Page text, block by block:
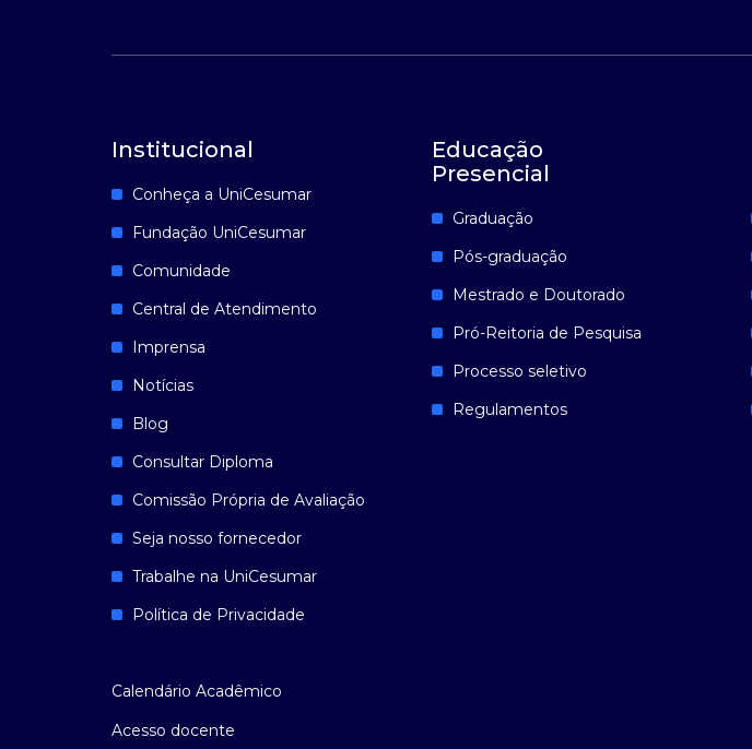
Institucional
Conheça a UniCesumar
Fundação UniCesumar
Comunidade
Central de Atendimento
Imprensa
Notícias
Blog
Consultar Diploma
Comissão Própria de Avaliação
Seja nosso fornecedor
Trabalhe na UniCesumar
Política de Privacidade
Calendário Acadêmico
Acesso docente
Educação
Presencial
Graduação
Pós-graduação
Mestrado e Doutorado
Pró-Reitoria de Pesquisa
Processo seletivo
Regulamentos